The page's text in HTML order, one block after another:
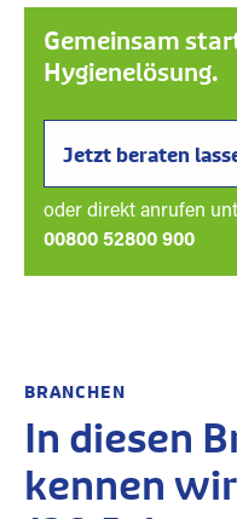
Gemeinsam
Hygienelösung.
Jetzt beraten
oder direkt anrufen
00800 52800 900
BRANCHEN
In diesen
kennen